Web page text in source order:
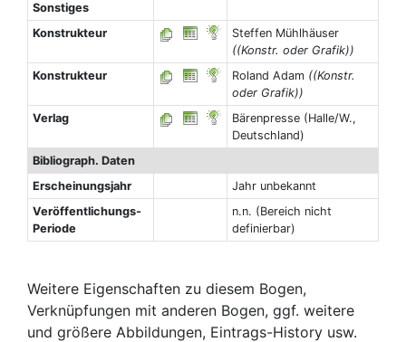
Sonstiges
Konstrukteur
Steffen Mühlhäuser
((Konstr. oder Grafik))
Konstrukteur
Roland Adam ((Konstr.
oder Grafik))
Verlag
Bärenpresse (Halle/W.,
Deutschland)
Bibliograph. Daten
Erscheinungsjahr
Jahr unbekannt
Veröffentlichungs-
Periode
n.n. (Bereich nicht
definierbar)
Weitere Eigenschaften zu diesem Bogen,
Verknüpfungen mit anderen Bogen, ggf. weitere
und größere Abbildungen, Eintrags-History usw.